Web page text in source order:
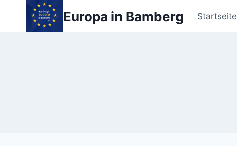
springen
Europa in Bamberg Startseite